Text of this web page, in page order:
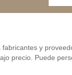
y
precio. Puede